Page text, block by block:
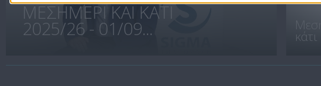
ΜΕΣΗΜΕΡΙ ΚΑΙ ΚΑΤΙ
2025/26 - 01/09...